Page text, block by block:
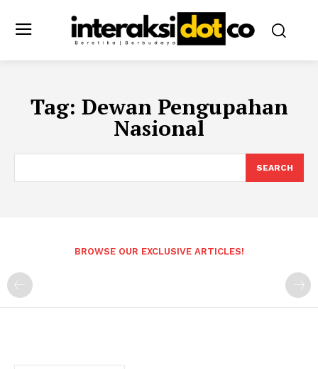
Tag: Dewan Pengupahan
Nasional
SEARCH
BROWSE OUR EXCLUSIVE ARTICLES!